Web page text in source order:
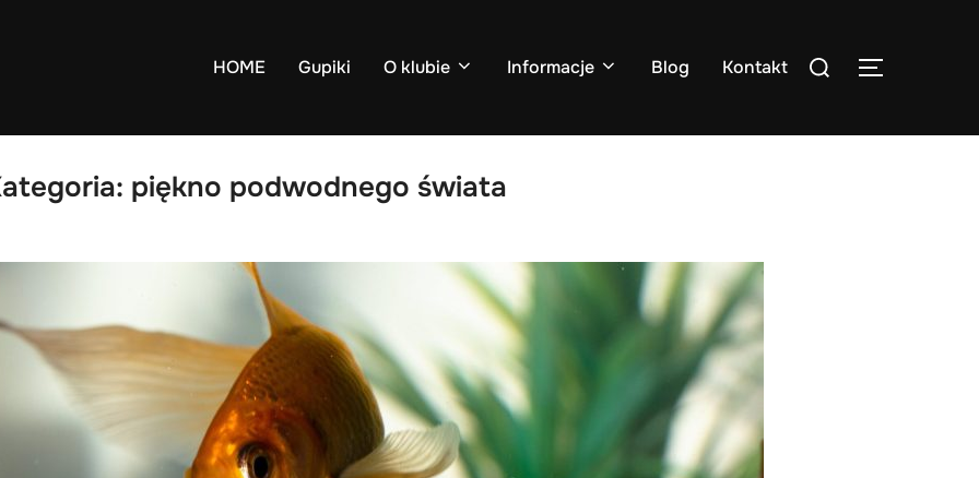
HOME Gupiki O klubie Informacje Blog Kontakt
Search
TOGGLE
piękno podwodnego świata